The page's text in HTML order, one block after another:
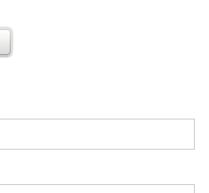
июня 2019 в 17:31:
Ваши выступления с
члены комиссии, но Вы
про «перераспределение».
законный способ оформления
достижения на службе?
Кинотеатр открыли?